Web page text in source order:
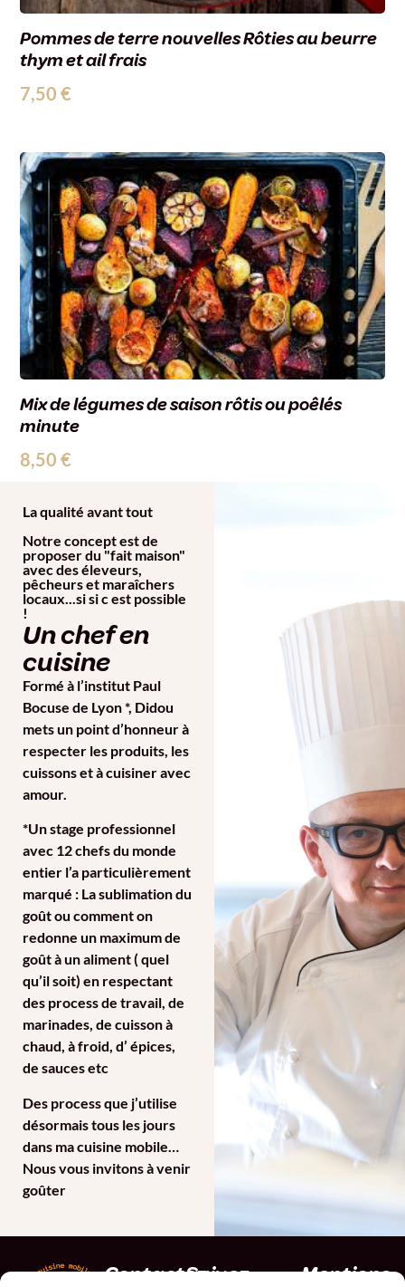
Pommes de terre nouvelles Rôties au beurre
thym et ail frais
7,50€
Mix de légumes de saison rôtis ou poêlés
minute
8,50€
La qualité avant tout
Notre concept est de
proposer du "fait maison"
avec des éleveurs,
pêcheurs et maraîchers
locaux...si si c est possible
!
Un chef en
cuisine
Formé à l’institut Paul
Bocuse de Lyon *, Didou
mets un point d’honneur à
respecter les produits, les
cuissons et à cuisiner avec
amour.
*Un stage professionnel
avec 12 chefs du monde
entier l’a particulièrement
marqué : La sublimation du
goût ou comment on
redonne un maximum de
goût à un aliment ( quel
qu’il soit) en respectant
des process de travail, de
marinades, de cuisson à
chaud, à froid, d’ épices,
de sauces etc
Des process que j’utilise
désormais tous les jours
dans ma cuisine mobile…
Nous vous invitons à venir
goûter
Contactez-Suivez- Mentions